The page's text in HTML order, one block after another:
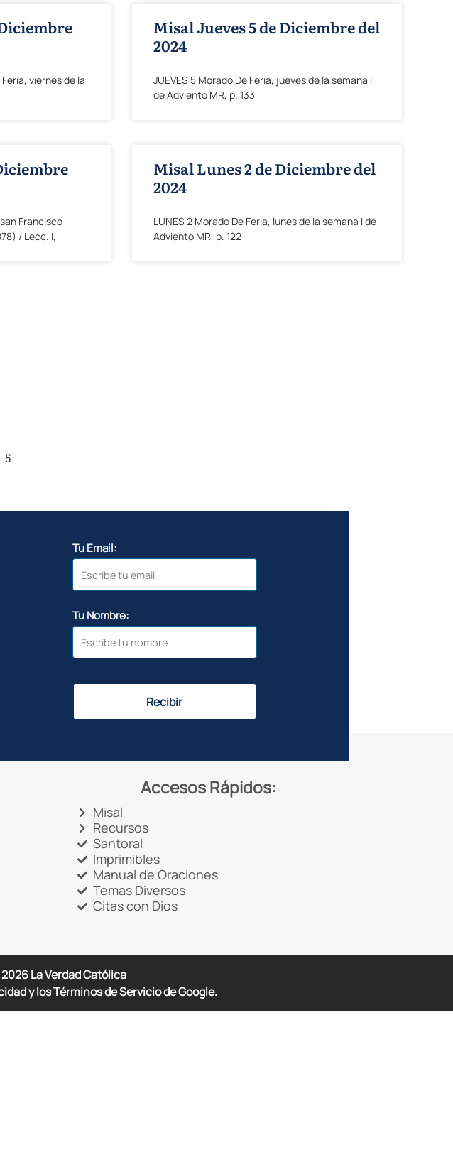
viernes de la
Misal Jueves 5 de Diciembre del
2024
JUEVES 5 Morado De Feria, jueves de la semana I
de Adviento MR, p. 133
Francisco
/ Lecc. I,
Misal Lunes 2 de Diciembre del
2024
LUNES 2 Morado De Feria, lunes de la semana I de
Adviento MR, p. 122
5
Tu Email:
Tu Nombre:
Recibir
Accesos Rápidos:
Misal
Recursos
Santoral
Imprimibles
Manual de Oraciones
Temas Diversos
Citas con Dios
2026 La Verdad Católica
y los Términos de Servicio de Google.